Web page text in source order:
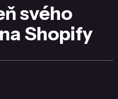
svého
Shopify